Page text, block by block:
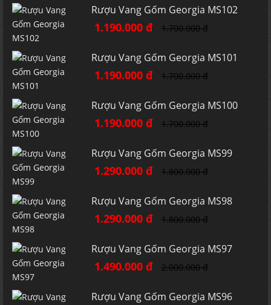
Rượu Vang Gốm Georgia MS102
1.190.000 đ 1.700.000 đ
Rượu Vang Gốm Georgia MS101
1.190.000 đ 1.700.000 đ
Rượu Vang Gốm Georgia MS100
1.190.000 đ 1.700.000 đ
Rượu Vang Gốm Georgia MS99
1.290.000 đ 1.800.000 đ
Rượu Vang Gốm Georgia MS98
1.290.000 đ 1.800.000 đ
Rượu Vang Gốm Georgia MS97
1.490.000 đ 2.000.000 đ
Rượu Vang Gốm Georgia MS96